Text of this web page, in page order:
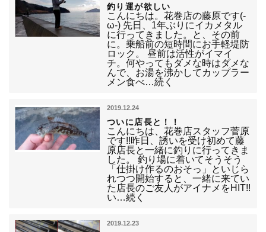
釣り運が欲しい
こんにちは。花巻店の藤原です(-
ω-) 先日、1年ぶりにイカメタル
に行ってきました。と、その前
に。乗船前の短時間にお手軽堤防
ロック。 昼前は活性がイマイ
チ。何やってもダメな時はダメな
んで、お湯を沸かしてカップラー
メン食べ…続く
2019.12.24
ついに店長と！！
こんにちは、花巻店スタッフ菅原
です!!昨日、誘いを受け初めて藤
原店長と一緒に釣りに行ってきま
した。 釣り場に着いてそうそう
「仕掛け作るのおそっ」といじら
れつつ開始すると、一緒に来てい
た店長のご友人がアイナメをHIT!!
い…続く
2019.12.23